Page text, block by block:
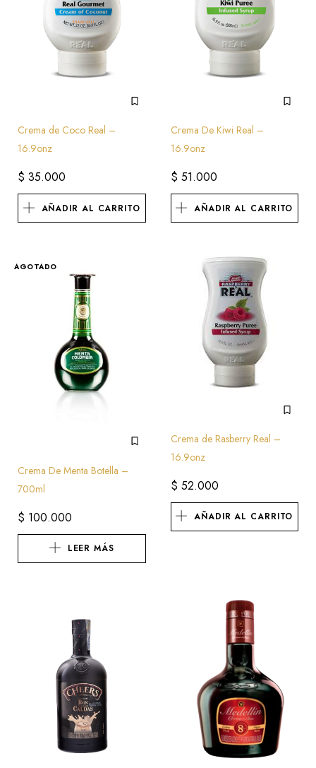
Crema de Coco Real –
16.9onz
$ 35.000
AÑADIR AL CARRITO
Crema De Kiwi Real –
16.9onz
$ 51.000
AÑADIR AL CARRITO
AGOTADO
Crema De Menta Botella –
700ml
$ 100.000
LEER MÁS
Crema de Rasberry Real –
16.9onz
$ 52.000
AÑADIR AL CARRITO